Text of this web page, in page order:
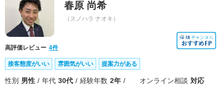
春原 尚希
（スノハラ ナオキ）
高評価レビュー 4件
接客態度がいい 雰囲気がいい 提案力がある
性別 男性 年代 30代 経験年数 2年 オンライン相談 対応